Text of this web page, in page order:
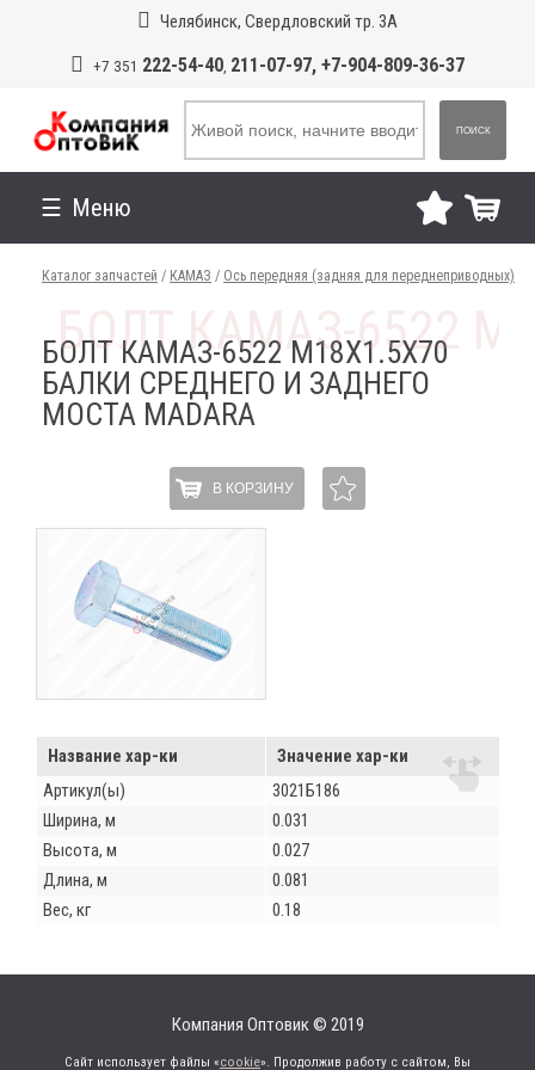
Челябинск, Свердловский тр. 3А
+7 351 222-54-40, 211-07-97, +7-904-809-36-37
ПОИСК
Меню
Каталог запчастей / КАМАЗ / Ось передняя (задняя для переднеприводных)
БОЛТ КАМАЗ-6522 М18Х1.5Х70
БАЛКИ СРЕДНЕГО И ЗАДНЕГО
МОСТА MADARA
В КОРЗИНУ
Название хар-ки
Значение хар-ки
Артикул(ы)
3021Б186
Ширина, м
0.031
Высота, м
0.027
Длина, м
0.081
Вес, кг
0.18
Компания Оптовик © 2019
Сайт использует файлы «cookie». Продолжив работу с сайтом, Вы